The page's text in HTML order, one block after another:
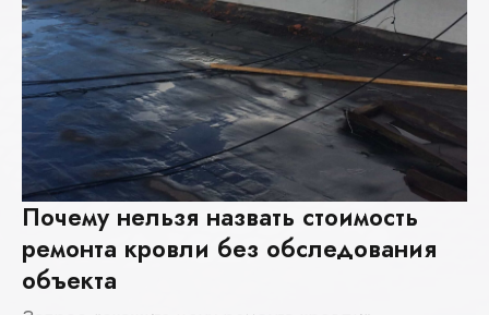
Почему нельзя назвать стоимость
ремонта кровли без обследования
объекта